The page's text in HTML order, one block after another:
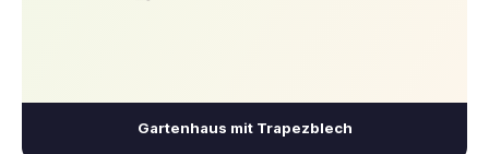
Gartenhaus mit Trapezblech